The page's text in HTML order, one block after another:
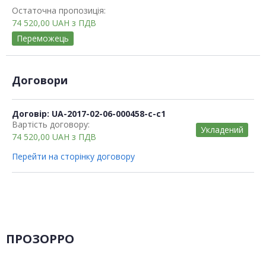
Остаточна пропозиція:
74 520,00 UAH з ПДВ
Переможець
Договори
Договір: UA-2017-02-06-000458-c-c1
Вартість договору:
74 520,00 UAH з ПДВ
Укладений
Перейти на сторінку договору
ПРОЗОРРО